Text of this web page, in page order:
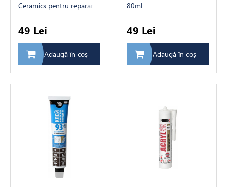
Ceramics pentru reparare,
49 Lei
Adaugă în coș
80ml
49 Lei
Adaugă în coș